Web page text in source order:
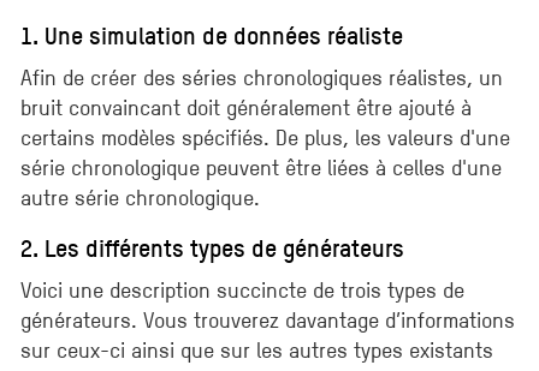
1. Une simulation de données réaliste
Afin de créer des séries chronologiques réalistes, un
bruit convaincant doit généralement être ajouté à
certains modèles spécifiés. De plus, les valeurs d'une
série chronologique peuvent être liées à celles d'une
autre série chronologique.
2. Les différents types de générateurs
Voici une description succincte de trois types de
générateurs. Vous trouverez davantage d’informations
sur ceux-ci ainsi que sur les autres types existants